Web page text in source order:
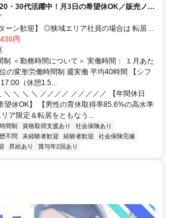
・30代活躍中！月3日の希望休OK／販売ノル
万円／販促企画～商品管理など店舗運営がメ
ン歓迎】 ◎狭域エリア社員の場合は 転居を
◎マイカー通勤OK
円
制 ＜勤務時間について＞ 実働時間： １月あた
の変形労働時間制 週実働 平均40時間 【シフ
（休憩1.5...
＼ ＼ ＼ ＼ ／／／／ ／／／／／ 【年間休日
望休OK】 【男性の育休取得率85.6%の高水準
ア限定＆転居をともなう...
間制 資格取得支援あり
社会保険あり
不問 未経験者歓迎 経験者歓迎
社会保険完備
昇給あり 賞与年2回あり